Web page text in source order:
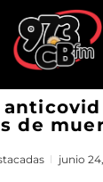
de
junio